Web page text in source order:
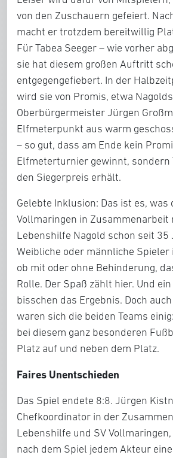
von den Zuschauern gefeiert.
macht er trotzdem bereitwillig
Für Tabea Seeger – wie vorher
sie hat diesem großen Auftritt
entgegengefiebert. In der
wird sie von Promis, etwa Nagolds
Oberbürgermeister Jürgen
Elfmeterpunkt aus warm
– so gut, dass am Ende kein
Elfmeterturnier gewinnt, sondern
den Siegerpreis erhält.
Gelebte Inklusion: Das ist es, was
Vollmaringen in Zusammenarbeit
Lebenshilfe Nagold schon seit
Weibliche oder männliche Spieler
ob mit oder ohne Behinderung,
Rolle. Der Spaß zählt hier. Und
bisschen das Ergebnis. Doch
waren sich die beiden Teams
bei diesem ganz besonderen
Platz auf und neben dem Platz.
Faires Unentschieden
Das Spiel endete 8:8. Jürgen
Chefkoordinator in der
Lebenshilfe und SV
nach dem Spiel jedem Akteur